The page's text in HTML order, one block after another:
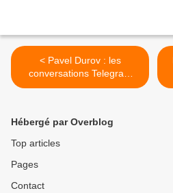
< Pavel Durov : les
conversations Telegram
non cryptées de la
Hébergé par Overblog
Top articles
Pages
Contact